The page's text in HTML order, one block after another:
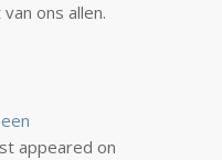
ons allen.
appeared on